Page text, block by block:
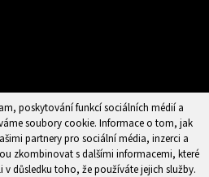
poskytování funkcí sociálních médií a
soubory cookie. Informace o tom, jak
partnery pro sociální média, inzerci a
zkombinovat s dalšími informacemi, které
v důsledku toho, že používáte jejich služby.